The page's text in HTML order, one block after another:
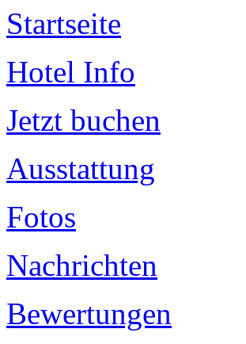
Startseite
Hotel Info
Jetzt buchen
Ausstattung
Fotos
Nachrichten
Bewertungen